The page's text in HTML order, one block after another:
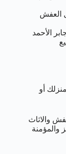
العفش
الأحمد
أو
لنقل العفش والاثاث
والمؤمنة